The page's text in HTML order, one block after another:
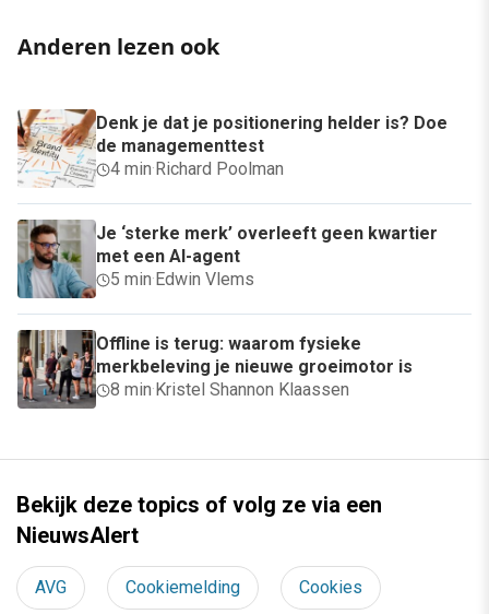
Anderen lezen ook
Denk je dat je positionering helder is? Doe
de managementtest
4 min· Richard Poolman
Je ‘sterke merk’ overleeft geen kwartier
met een AI-agent
5 min· Edwin Vlems
Offline is terug: waarom fysieke
merkbeleving je nieuwe groeimotor is
8 min· Kristel Shannon Klaassen
Bekijk deze topics of volg ze via een
NieuwsAlert
AVG Cookiemelding Cookies